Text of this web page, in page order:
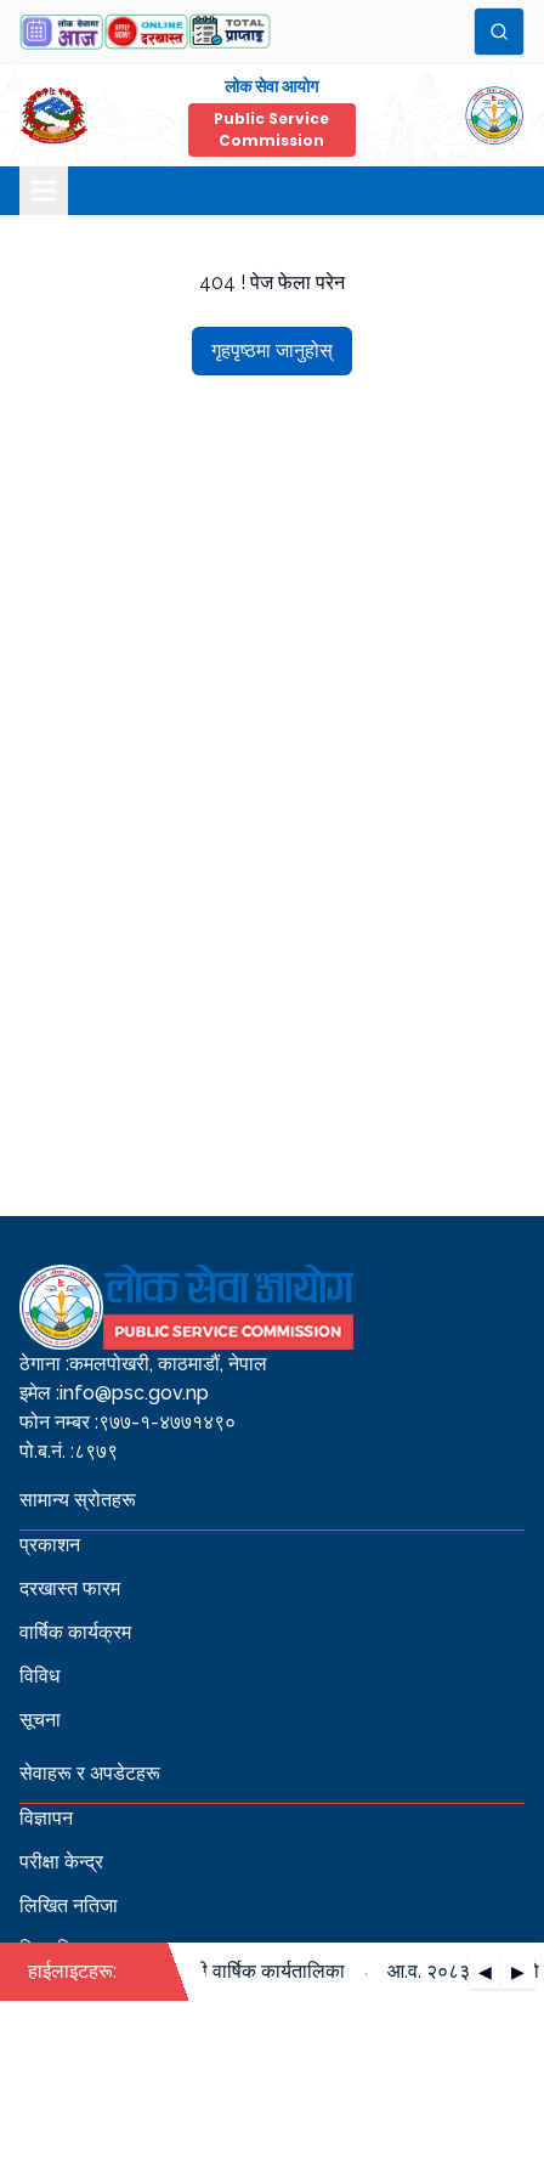
लोक सेवा आयोग
Public Service
Commission
404 ! पेज फेला परेन
गृहपृष्ठमा जानुहोस्
ठेगाना :कमलपोखरी, काठमाडौं, नेपाल
इमेल :info@psc.gov.np
फोन नम्बर :९७७-१-४७७१४९०
पो.ब.नं. :८९७९
सामान्य स्रोतहरू
प्रकाशन
दरखास्त फारम
वार्षिक कार्यक्रम
विविध
सूचना
सेवाहरू र अपडेटहरू
विज्ञापन
परीक्षा केन्द्र
लिखित नतिजा
सिफारिस
हाईलाइटहरू: ◀ ▶
०८४ को पदपूर्ति सम्बन्धी वार्षिक कार्यतालिका आ.व. २०८३/०८४ को